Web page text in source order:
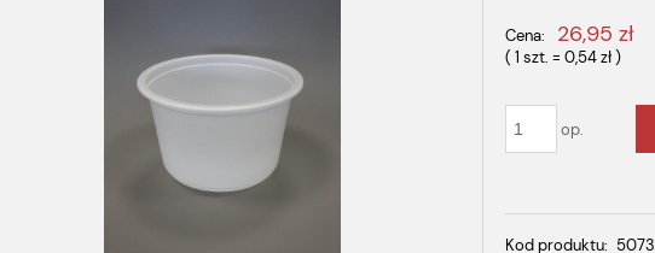
płatności
Cena: 26,95 zł
( 1szt. =0,54 zł)
op.
Kod produktu: 5073